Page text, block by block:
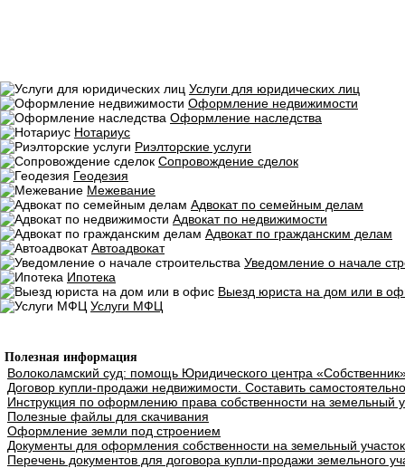
Услуги для юридических лиц
Оформление недвижимости
Оформление наследства
Нотариус
Риэлторские услуги
Сопровождение сделок
Геодезия
Межевание
Адвокат по семейным делам
Адвокат по недвижимости
Адвокат по гражданским делам
Автоадвокат
Уведомление о начале
Ипотека
Выезд юриста на дом или в
Услуги МФЦ
Полезная информация
Волоколамский суд: помощь Юридического центра
Договор купли-продажи недвижимости. Составить
Инструкция по оформлению права собственности на земельный
Полезные файлы для скачивания
Оформление земли под строением
Документы для оформления собственности на земельный
Перечень документов для договора купли-продажи земельного